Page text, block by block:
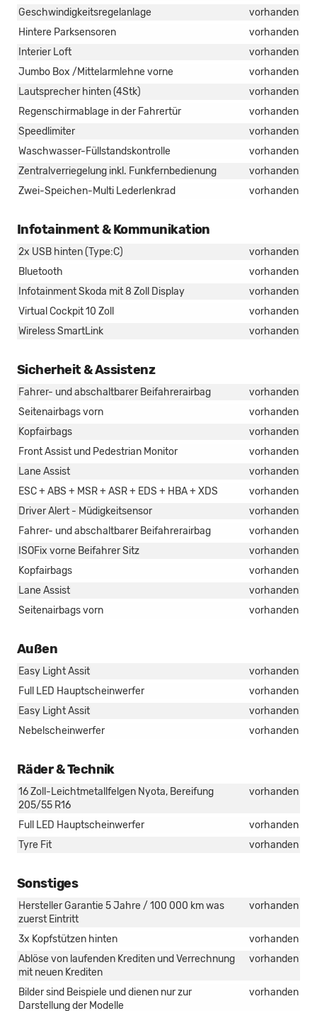
Geschwindigkeitsregelanlage
vorhanden
Hintere Parksensoren
vorhanden
Interier Loft
vorhanden
Jumbo Box /Mittelarmlehne vorne
vorhanden
Lautsprecher hinten (4Stk)
vorhanden
Regenschirmablage in der Fahrertür
vorhanden
Speedlimiter
vorhanden
Waschwasser-Füllstandskontrolle
vorhanden
Zentralverriegelung inkl. Funkfernbedienung
vorhanden
Zwei-Speichen-Multi Lederlenkrad
vorhanden
Infotainment & Kommunikation
2x USB hinten (Type:C)
vorhanden
Bluetooth
vorhanden
Infotainment Skoda mit 8 Zoll Display
vorhanden
Virtual Cockpit 10 Zoll
vorhanden
Wireless SmartLink
vorhanden
Sicherheit & Assistenz
Fahrer- und abschaltbarer Beifahrerairbag
vorhanden
Seitenairbags vorn
vorhanden
Kopfairbags
vorhanden
Front Assist und Pedestrian Monitor
vorhanden
Lane Assist
vorhanden
ESC + ABS + MSR + ASR + EDS + HBA + XDS
vorhanden
Driver Alert - Müdigkeitsensor
vorhanden
Fahrer- und abschaltbarer Beifahrerairbag
vorhanden
ISOFix vorne Beifahrer Sitz
vorhanden
Kopfairbags
vorhanden
Lane Assist
vorhanden
Seitenairbags vorn
vorhanden
Außen
Easy Light Assit
vorhanden
Full LED Hauptscheinwerfer
vorhanden
Easy Light Assit
vorhanden
Nebelscheinwerfer
vorhanden
Räder & Technik
16 Zoll-Leichtmetallfelgen Nyota, Bereifung
205/55 R16
vorhanden
Full LED Hauptscheinwerfer
vorhanden
Tyre Fit
vorhanden
Sonstiges
Hersteller Garantie 5 Jahre / 100 000 km was
zuerst Eintritt
vorhanden
3x Kopfstützen hinten
vorhanden
Ablöse von laufenden Krediten und Verrechnung
mit neuen Krediten
vorhanden
Bilder sind Beispiele und dienen nur zur
Darstellung der Modelle
vorhanden